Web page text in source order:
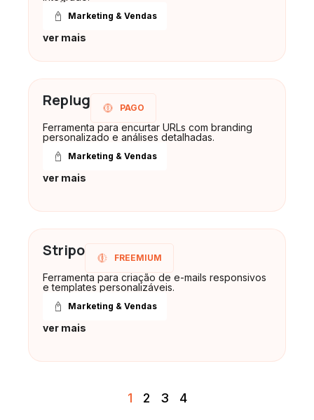
Marketing & Vendas
ver mais
Replug PAGO
Ferramenta para encurtar URLs com branding
personalizado e análises detalhadas.
Marketing & Vendas
ver mais
Stripo FREEMIUM
Ferramenta para criação de e-mails responsivos
e templates personalizáveis.
Marketing & Vendas
ver mais
1 2 3 4